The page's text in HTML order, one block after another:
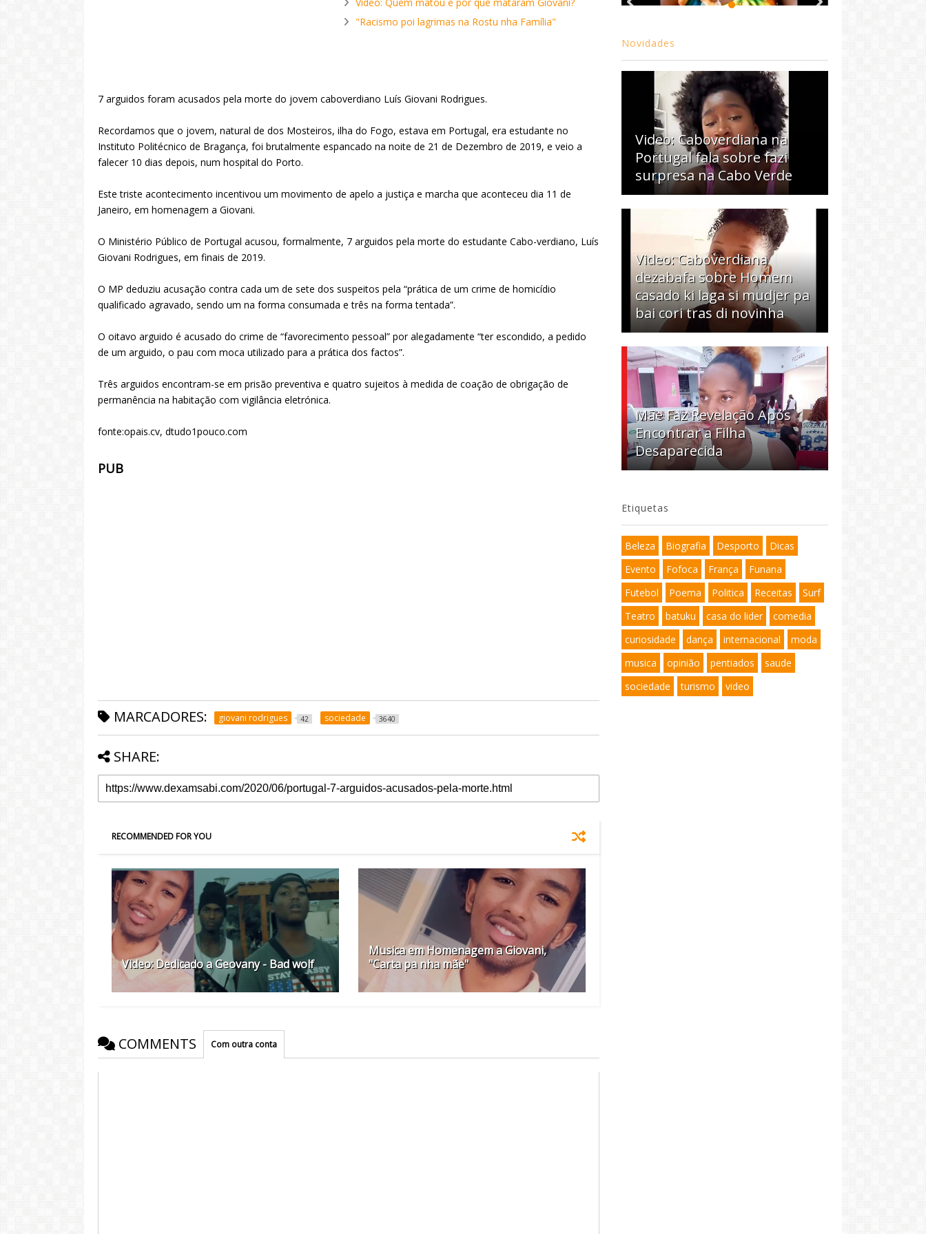
"Racismo poi lagrimas na Rostu nha Família"
7 arguidos foram acusados pela morte do jovem caboverdiano Luís Giovani Rodrigues.
Recordamos que o jovem, natural de dos Mosteiros, ilha do Fogo, estava em Portugal, era estudante no
Instituto Politécnico de Bragança, foi brutalmente espancado na noite de 21 de Dezembro de 2019, e veio a
falecer 10 dias depois, num hospital do Porto.
Este triste acontecimento incentivou um movimento de apelo a justiça e marcha que aconteceu dia 11 de
Janeiro, em homenagem a Giovani.
O Ministério Público de Portugal acusou, formalmente, 7 arguidos pela morte do estudante Cabo-verdiano, Luís
Giovani Rodrigues, em finais de 2019.
O MP deduziu acusação contra cada um de sete dos suspeitos pela “prática de um crime de homicídio
qualificado agravado, sendo um na forma consumada e três na forma tentada”.
O oitavo arguido é acusado do crime de “favorecimento pessoal” por alegadamente “ter escondido, a pedido
de um arguido, o pau com moca utilizado para a prática dos factos”.
Três arguidos encontram-se em prisão preventiva e quatro sujeitos à medida de coação de obrigação de
permanência na habitação com vigilância eletrónica.
fonte:opais.cv, dtudo1pouco.com
PUB
MARCADORES: giovani rodrigues 42 sociedade 3640
SHARE:
RECOMMENDED FOR YOU
Video: Dedicado a Geovany - Bad wolf
Musica em Homenagem a Giovani,
"Carta pa nha mãe"
COMMENTS Com outra conta
Novidades
Video: Caboverdiana na
Portugal fala sobre fazi
surpresa na Cabo Verde
Video: Caboverdiana
dezabafa sobre Homem
casado ki laga si mudjer pa
bai cori tras di novinha
Mãe Faz Revelação Após
Encontrar a Filha
Desaparecida
Etiquetas
Beleza Biografia Desporto
Dicas
Evento
Fofoca França
Funana
Futebol
Poema Politica Receitas
Surf
Teatro
batuku casa do lider
comedia
curiosidade
dança internacional
moda
musica
opinião pentiados
saude
sociedade
turismo video